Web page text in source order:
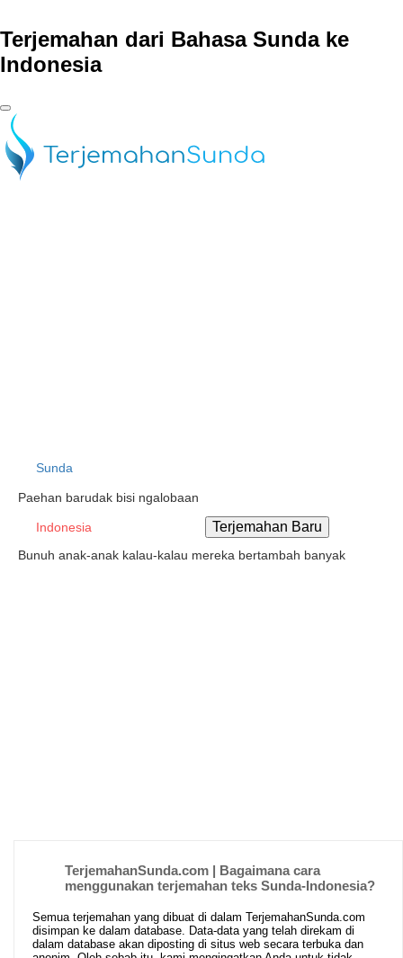
Terjemahan dari Bahasa Sunda ke
Indonesia
Sunda
Paehan barudak bisi ngalobaan
Indonesia
Bunuh anak-anak kalau-kalau mereka bertambah banyak
TerjemahanSunda.com | Bagaimana cara
menggunakan terjemahan teks Sunda-Indonesia?
Semua terjemahan yang dibuat di dalam TerjemahanSunda.com
disimpan ke dalam database. Data-data yang telah direkam di
dalam database akan diposting di situs web secara terbuka dan